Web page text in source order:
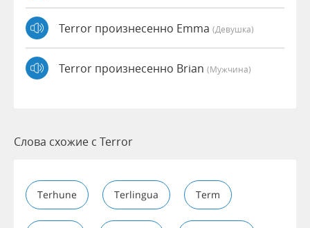
Terror произнесенно Emma (девушка)
Terror произнесенно Brian (мужчина)
Слова схожие с Terror
Terhune Terlingua Term